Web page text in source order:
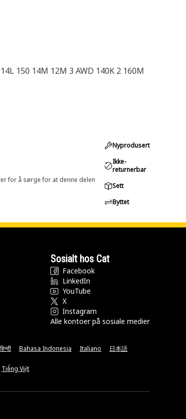
150 14M 12M 3 AWD 140K 2 160M
for å sørge for at denne delen
Nyprodusert
Ikke-
returnerbar
Sett
Byttet
Sosialt hos Cat
Facebook
LinkedIn
YouTube
X
Instagram
Alle kontoer på sosiale medier
हिन्दी Bahasa Indonesia Italiano 日本語
Tiếng Việt